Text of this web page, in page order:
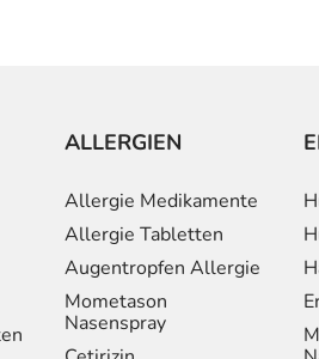
ALLERGIEN
Allergie Medikamente
Allergie Tabletten
Augentropfen Allergie
Mometason
Nasenspray